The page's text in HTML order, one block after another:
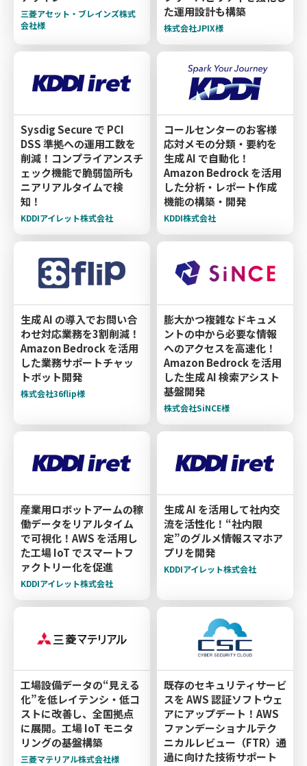
三菱アセット・ブレインズ株式
会社様
た運用設計も構築
株式会社JPIX様
Sysdig Secure で PCI
DSS 準拠への運用工数を
削減！コンプライアンスチ
ェック機能で脆弱箇所も
ニアリアルタイムで検
知！
KDDIアイレット株式会社
コールセンターのお客様
応対メモの分類・要約を
生成 AI で自動化！
Amazon Bedrock を活用
した分析・レポート作成
機能の構築・開発
KDDI株式会社
生成 AI の導入でお問い合
わせ対応業務を3割削減！
Amazon Bedrock を活用
した業務サポートチャッ
トボット開発
株式会社36flip様
膨大かつ複雑なドキュメ
ントの中から必要な情報
へのアクセスを高速化！
Amazon Bedrock を活用
した生成 AI 検索アシスト
基盤開発
株式会社SiNCE様
産業用ロボットアームの稼
働データをリアルタイム
で可視化！AWS を活用し
た工場 IoT でスマートフ
ァクトリー化を促進
KDDIアイレット株式会社
生成 AI を活用して社内交
流を活性化！“社内限
定”のグルメ情報スマホア
プリを開発
KDDIアイレット株式会社
工場設備データの“見える
化”を低レイテンシ・低コ
ストに改善し、全国拠点
に展開。工場 IoT モニタ
リングの基盤構築
三菱マテリアル株式会社様
既存のセキュリティサービ
スを AWS 認証ソフトウェ
アにアップデート！AWS
ファンデーショナルテク
ニカルレビュー（FTR）通
過に向けた技術サポート